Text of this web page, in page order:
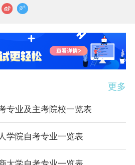
更多
专业及主考院校一览表
学院自考专业一览表